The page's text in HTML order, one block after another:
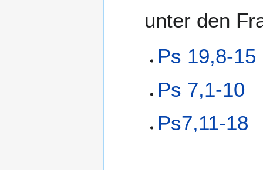
unter den
Ps 19,8-15
Ps 7,1-10
Ps7,11-18